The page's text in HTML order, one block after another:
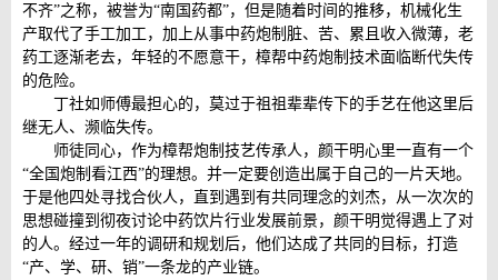
不齐”之称，被誉为“南国药都”，但是随着时间的推移，机械化生
产取代了手工加工，加上从事中药炮制脏、苦、累且收入微薄，老
药工逐渐老去，年轻的不愿意干，樟帮中药炮制技术面临断代失传
的危险。
丁社如师傅最担心的，莫过于祖祖辈辈传下的手艺在他这里后
继无人、濒临失传。
师徒同心，作为樟帮炮制技艺传承人，颜干明心里一直有一个
“全国炮制看江西”的理想。并一定要创造出属于自己的一片天地。
于是他四处寻找合伙人，直到遇到有共同理念的刘杰，从一次次的
思想碰撞到彻夜讨论中药饮片行业发展前景，颜干明觉得遇上了对
的人。经过一年的调研和规划后，他们达成了共同的目标，打造
“产、学、研、销”一条龙的产业链。